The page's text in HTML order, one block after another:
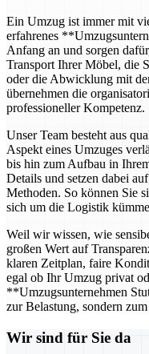
Ein Umzug ist immer mit
erfahrenes
Anfang an und sorgen
Transport Ihrer Möbel, die
oder die Abwicklung mit
übernehmen die
professioneller Kompetenz.
Unser Team besteht aus
Aspekt eines Umzuges
bis hin zum Aufbau in
Details und setzen dabei
Methoden. So können Sie
sich um die Logistik
Weil wir wissen, wie
großen Wert auf
klaren Zeitplan, faire
egal ob Ihr Umzug privat
**Umzugsunternehmen
zur Belastung, sondern
Wir sind für Sie da